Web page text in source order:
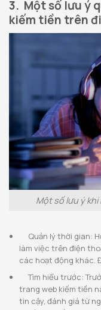
3. Một số lưu ý
kiếm tiền trên
Một số lưu ý
Quản lý thời gian:
làm việc trên điện
các hoạt động khác.
Tìm hiểu trước:
trang web kiếm tiền
tin cậy, đánh giá từ